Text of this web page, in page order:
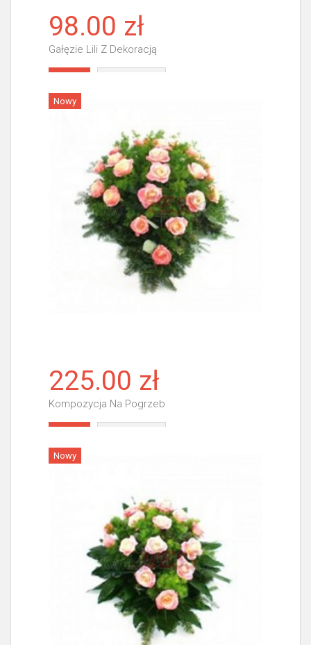
98.00 zł
Gałęzie Lili Z Dekoracją
Nowy
225.00 zł
Kompozycja Na Pogrzeb
Nowy